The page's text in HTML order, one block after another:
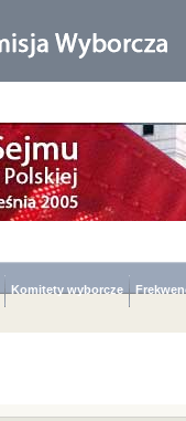
Komitety wyborcze